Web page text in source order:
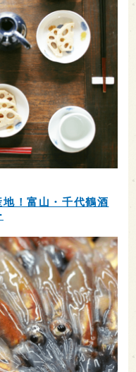
！富山・千代鶴酒